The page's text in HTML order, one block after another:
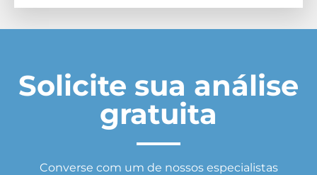
Solicite sua análise
gratuita
Converse com um de nossos especialistas